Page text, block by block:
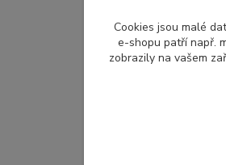
Každý
Cookies jsou malé
e-shopu patří např.
zobrazily na vašem